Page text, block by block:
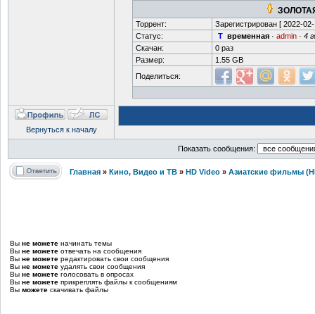
Торрент: Зарегистрирован [ 2022-
Статус:
T временная · admin · 4
Скачан:
0 раз
Размер:
1.55 GB
Поделиться:
Вернуться к началу
Показать сообщения:
Главная » Кино, Видео и ТВ » HD Video » Азиатские фильмы
Вы не можете начинать темы
Вы не можете отвечать на сообщения
Вы не можете редактировать свои сообщения
Вы не можете удалять свои сообщения
Вы не можете голосовать в опросах
Вы не можете прикреплять файлы к сообщениям
Вы можете скачивать файлы